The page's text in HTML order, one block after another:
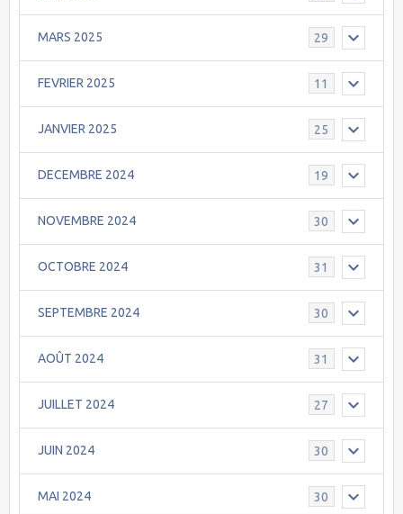
MARS 2025 29
FEVRIER 2025 11
JANVIER 2025 25
DECEMBRE 2024 19
NOVEMBRE 2024 30
OCTOBRE 2024 31
SEPTEMBRE 2024 30
AOÛT 2024 31
JUILLET 2024 27
JUIN 2024 30
MAI 2024 30